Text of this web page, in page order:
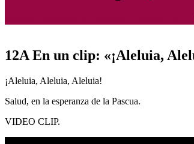
12A En un clip: «¡Aleluia,
¡Aleluia, Aleluia, Aleluia!
Salud, en la esperanza de la Pascua.
VIDEO CLIP.